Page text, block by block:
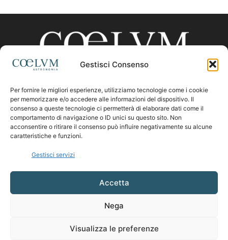
Gestisci Consenso
Per fornire le migliori esperienze, utilizziamo tecnologie come i cookie
per memorizzare e/o accedere alle informazioni del dispositivo. Il
consenso a queste tecnologie ci permetterà di elaborare dati come il
comportamento di navigazione o ID unici su questo sito. Non
acconsentire o ritirare il consenso può influire negativamente su alcune
caratteristiche e funzioni.
Gestisci servizi
Accetta
Nega
Visualizza le preferenze
CHI SIAMO
Contattaci:coelumastro@coelum.com